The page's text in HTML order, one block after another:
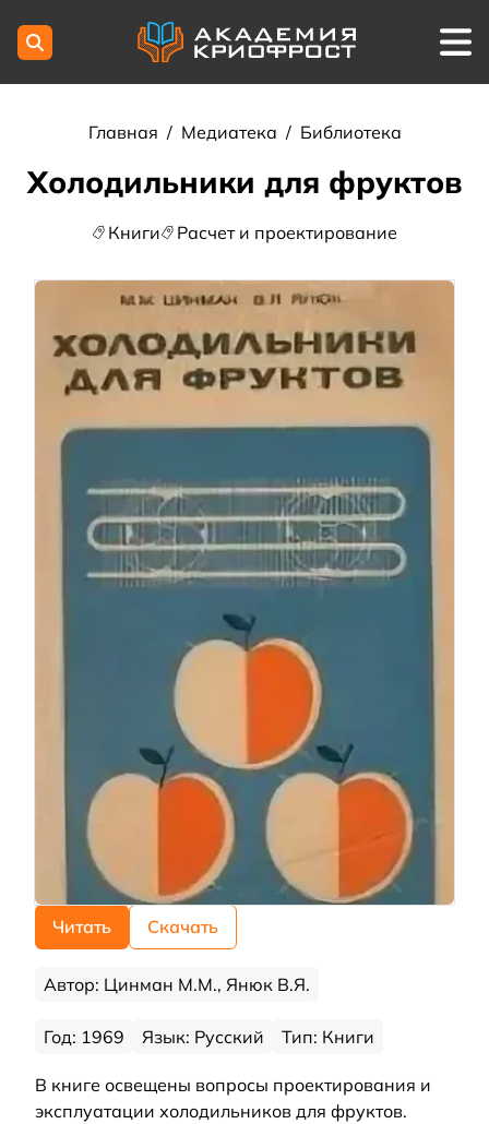
Главная / Медиатека / Библиотека
Холодильники для фруктов
Книги Расчет и проектирование
Читать Скачать
Автор: Цинман М.М., Янюк В.Я.
Год: 1969 Язык: Русский Тип: Книги
В книге освещены вопросы проектирования и
эксплуатации холодильников для фруктов.